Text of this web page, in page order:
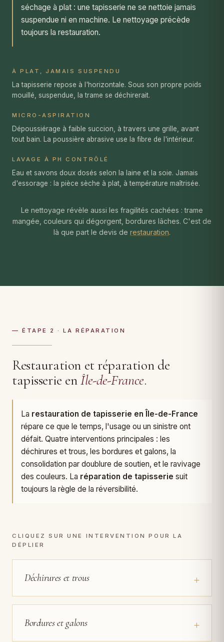
séchage à plat : une tapisserie ne se nettoie jamais
suspendue ni en machine. Le nettoyage précède
toujours la restauration.
À PLAT, JAMAIS SUSPENDU
La tapisserie repose à l'horizontale. Sous son propre poids
mouillé, suspendue, la trame se déchirerait.
MICRO-ASPIRATION
Dépoussiérage à faible succion, à travers une grille, avant
tout bain. La poussière abrasive use la fibre de l'intérieur.
LAVAGE À PH CONTRÔLÉ
Eau et savons doux dosés selon la laine et la soie. Jamais
d'essorage : la pièce sèche à plat, à température maîtrisée.
Le nettoyage révèle aussi les fragilités cachées : trame
mangée, couleurs qui dégorgent, bordures lâches. C'est de
là que part le devis de restauration.
— ÉTAPE 2 · LA RÉPARATION
Restauration et réparation de
tapisserie enÎle-de-France.
La restauration de tapisserie en Île-de-France
répare ce que le temps, l'usage ou un sinistre ont
défait. Quatre interventions principales : les
déchirures et trous, les bordures et galons, la
consolidation par doublure de soutien, et le ravivage
des couleurs. La réparation de tapisserie suit
toujours la règle de la réversibilité.
CLIQUEZ SUR UNE INTERVENTION POUR LA
DÉPLIER
Déchirures et trous +
Bordures et galons +